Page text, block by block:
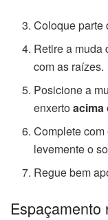
Coloque parte
Retire a muda
com as raízes.
Posicione a
enxertoacima
Complete
levemente o
Regue bem
Espaçamento